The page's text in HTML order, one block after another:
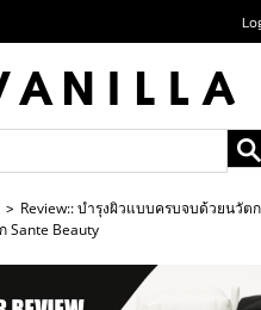
> Review:: บำรุงผิวแบบครบจบด้วยนวัต
Sante Beauty